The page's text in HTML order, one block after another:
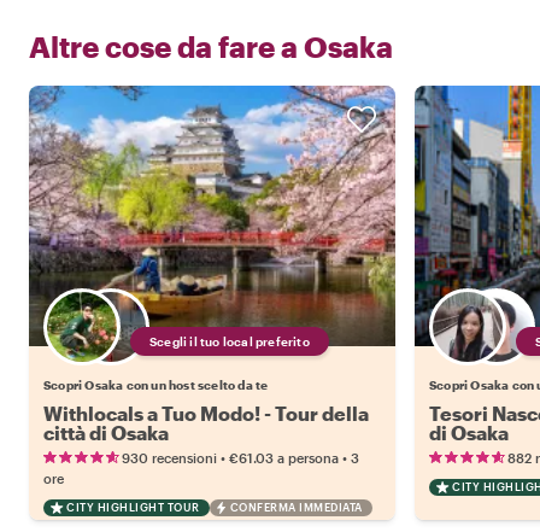
Altre cose da fare a Osaka
Scegli il tuo local preferito
Scopri Osaka con un host scelto da te
Withlocals a Tuo Modo! - Tour della
città di Osaka
930 recensioni • €61.03 a persona • 3
ore
CITY HIGHLIGHT TOUR CONFERMA IMMEDIATA
Scopri Osaka con
Tesori
di Osaka
882
CITY